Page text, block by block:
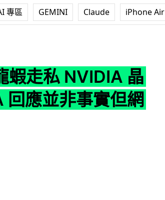
專區 GEMINI Claude iPhone Air
蝦走私 NVIDIA 晶
回應並非事實但網